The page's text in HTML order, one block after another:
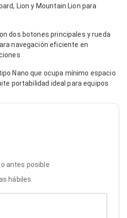
/ HD15
Lion y Mountain Lion para
dos botones principales y rueda
navegación eficiente en
Nano que ocupa mínimo espacio
portabilidad ideal para equipos
antes posible
hábiles